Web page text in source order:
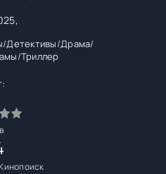
/Детективы/Драма/
/Триллер